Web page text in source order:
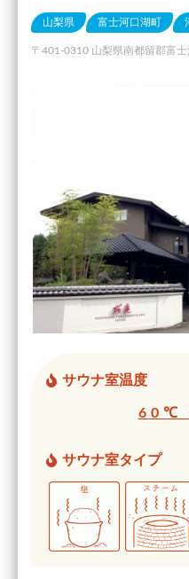
山梨県 富士河口湖町
〒401-0310 山梨県南都留郡富士
サウナ室温度
60℃
サウナ室タイプ